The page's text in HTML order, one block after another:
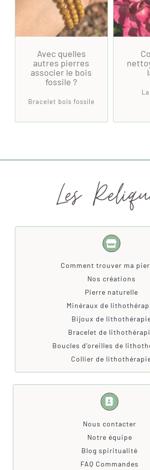
Avec quelles
autres pierres
associer le bois
fossile ?
Bracelet bois fossile
Comment trouver ma
Nos créations
Pierre naturelle
Minéraux de
Bijoux de
Bracelet de
Boucles d’oreilles de
Collier de
Nous contacter
Notre équipe
Blog spiritualité
FAQ Commandes